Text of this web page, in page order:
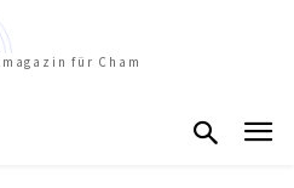
für Cham